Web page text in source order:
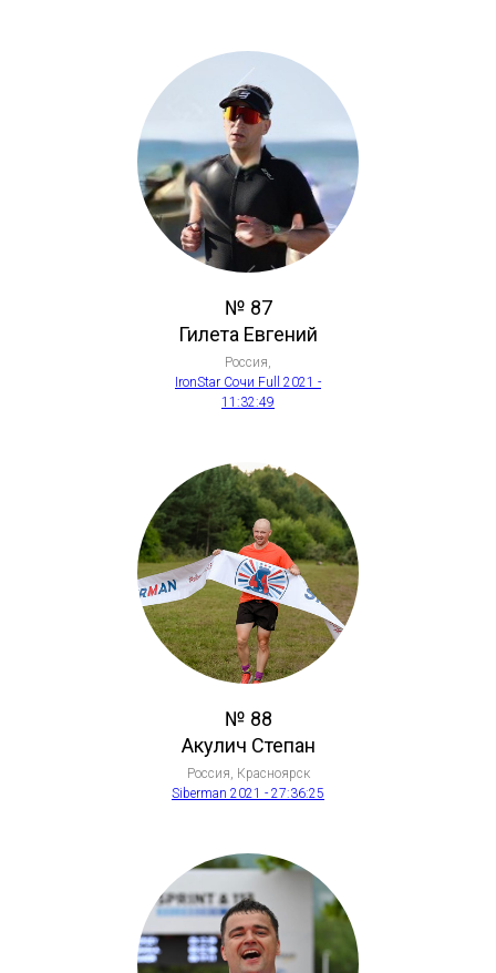
№ 87
Гилета Евгений
Россия,
IronStar Сочи Full 2021 -
11:32:49
№ 88
Акулич Степан
Россия, Красноярск
Siberman 2021 - 27:36:25